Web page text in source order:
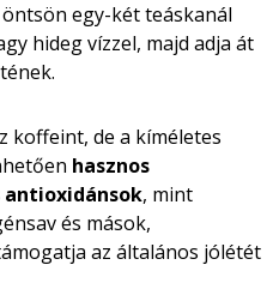
öntsön egy-két teáskanál
hideg vízzel, majd adja át
koffeint, de a kíméletes
hasznos
, mint
és mások,
az általános jólétét